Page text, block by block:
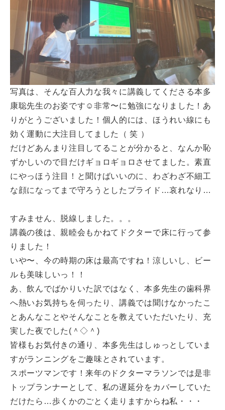
写真は、そんな百人力な我々に講義してくださる本多
康聡先生のお姿です☺非常〜に勉強になりました！あ
りがとうございました！個人的には、ほうれい線にも
効く運動に大注目してました（ 笑 ）
だけどあんまり注目してることが分かると、なんか恥
ずかしいので目だけギョロギョロさせてました。素直
にやっほう注目！と聞けばいいのに、わざわざ不細工
な顔になってまで守ろうとしたプライド…哀れなり…
すみません、脱線しました。。。
講義の後は、親睦会もかねてドクターで床に行って参
りました！
いや〜、今の時期の床は最高ですね！涼しいし、ビー
ルも美味しいっ！！
あ、飲んでばかりいた訳ではなく、本多先生の歯科界
へ熱いお気持ちを伺ったり、講義では聞けなかったこ
とあんなことやそんなことを教えていただいたり、充
実した夜でした(＾◇＾)
皆様もお気付きの通り、本多先生はしゅっとしていま
すがランニングをご趣味とされています。
スポーツマンです！来年のドクターマラソンでは是非
トップランナーとして、私の遅延分をカバーしていた
だけたら…歩くかのごとく走りますからね私・・・